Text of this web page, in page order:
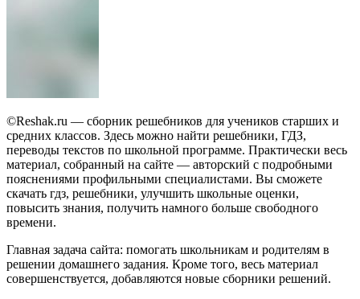
©Reshak.ru — сборник решебников для учеников старших и
средних классов. Здесь можно найти решебники, ГДЗ,
переводы текстов по школьной программе. Практически весь
материал, собранный на сайте — авторский с подробными
пояснениями профильными специалистами. Вы сможете
скачать гдз, решебники, улучшить школьные оценки,
повысить знания, получить намного больше свободного
времени.
Главная задача сайта: помогать школьникам и родителям в
решении домашнего задания. Кроме того, весь материал
совершенствуется, добавляются новые сборники решений.